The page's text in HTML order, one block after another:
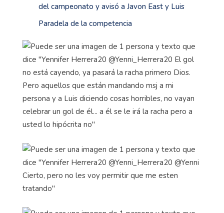
del campeonato y avisó a Javon East y Luis
Paradela de la competencia